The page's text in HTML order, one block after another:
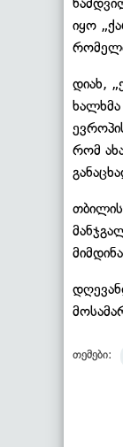
იყო
დიახ,
რომ
თემები: